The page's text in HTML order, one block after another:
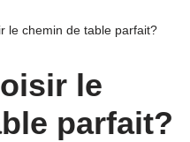
le chemin de table parfait?
le
parfait?